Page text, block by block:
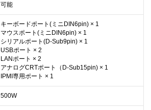
可能
キーボードポート(ミニDIN6pin) × 1
マウスポート(ミニDIN6pin) × 1
シリアルポート(D-Sub9pin) × 1
USBポート × 2
LANポート × 2
アナログCRTポート（D-Sub15pin) × 1
IPMI専用ポート × 1
500W